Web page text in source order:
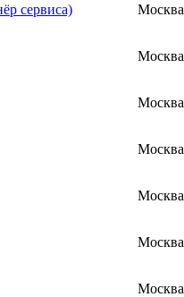
сервиса) Москва
Москва
Москва
Москва
Москва
Москва
Москва